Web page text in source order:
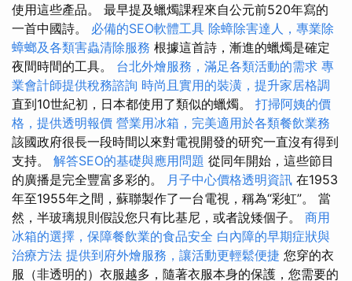
使用這些產品。 最早提及蠟燭課程來自公元前520年寫的
一首中國詩。 必備的SEO軟體工具 除蟑除害達人，專業除
蟑螂及各類害蟲清除服務 根據這首詩，漸進的蠟燭是確定
夜間時間的工具。 台北外燴服務，滿足各類活動的需求 專
業會計師提供稅務諮詢 時尚且實用的裝潢，提升家居格調
直到10世紀初，日本都使用了類似的蠟燭。 打掃阿姨的價
格，提供透明報價 營業用冰箱，完美適用於各類餐飲業務
該國政府很長一段時間以來對電視開發的研究一直沒有得到
支持。 解答SEO的基礎與應用問題 從同年開始，這些節目
的廣播是完全豐富多彩的。
月子中心價格透明資訊 在1953
年至1955年之間，蘇聯製作了一台電視，稱為“彩虹”。 當
然，半玻璃規則假設您只有比基尼，或者說矮個子。 商用
冰箱的選擇，保障餐飲業的食品安全 白內障的早期症狀與
治療方法 提供到府外燴服務，讓活動更輕鬆便捷 您穿的衣
服（非透明的）衣服越多，隨著衣服本身的保護，您需要的